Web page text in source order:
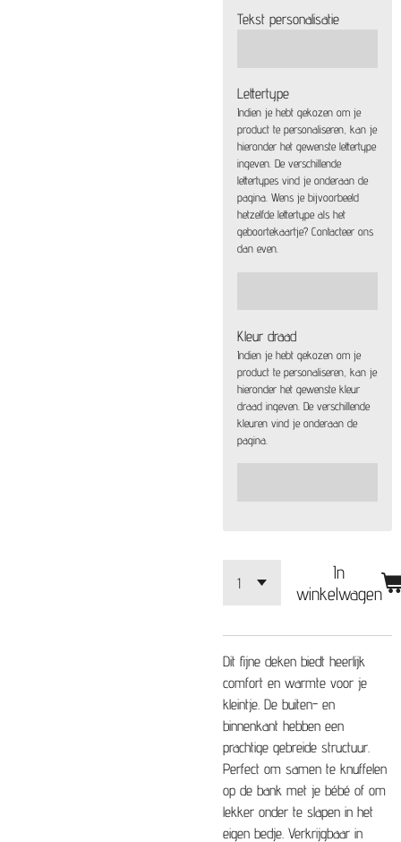
Tekst personalisatie
Lettertype
Indien je hebt gekozen om je
product te personaliseren, kan je
hieronder het gewenste lettertype
ingeven. De verschillende
lettertypes vind je onderaan de
pagina. Wens je bijvoorbeeld
hetzelfde lettertype als het
geboortekaartje? Contacteer ons
dan even.
Kleur draad
Indien je hebt gekozen om je
product te personaliseren, kan je
hieronder het gewenste kleur
draad ingeven. De verschillende
kleuren vind je onderaan de
pagina.
In
winkelwagen
Dit fijne deken biedt heerlijk
comfort en warmte voor je
kleintje. De buiten- en
binnenkant hebben een
prachtige gebreide structuur.
Perfect om samen te knuffelen
op de bank met je bébé of om
lekker onder te slapen in het
eigen bedje. Verkrijgbaar in